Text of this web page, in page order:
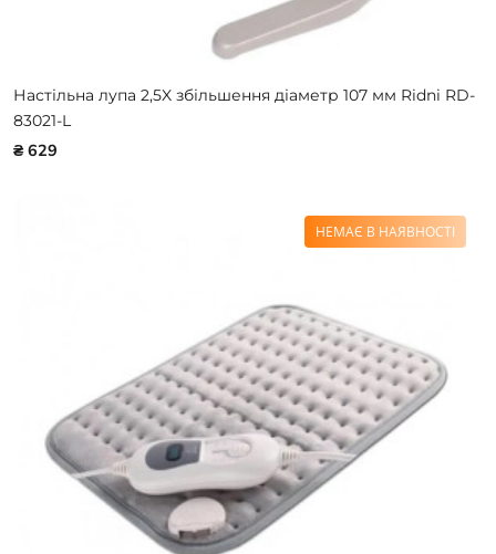
Настільна лупа 2,5X збільшення діаметр 107 мм Ridni RD-
83021-L
₴ 629
НЕМАЄ В НАЯВНОСТІ